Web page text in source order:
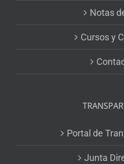
Notas
Cursos y
Portal de
Junta